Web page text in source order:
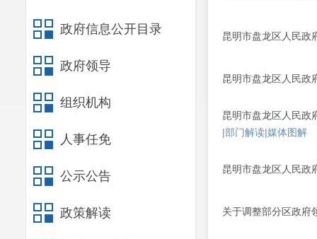
政府信息公开目录
政府领导
组织机构
人事任免
公示公告
政策解读
昆明市盘龙区人民政
昆明市盘龙区人民政
昆明市盘龙区人民政
|部门解读|媒体图解
昆明市盘龙区人民政
关于调整部分区政府